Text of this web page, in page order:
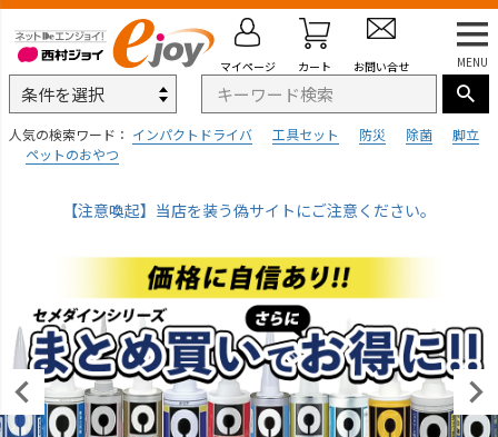
MENU
人気の検索ワード： インパクトドライバ 工具セット 防災 除菌
脚立
ペットのおやつ
マイページ カート お問い合せ
【注意喚起】当店を装う偽サイトにご注意ください。